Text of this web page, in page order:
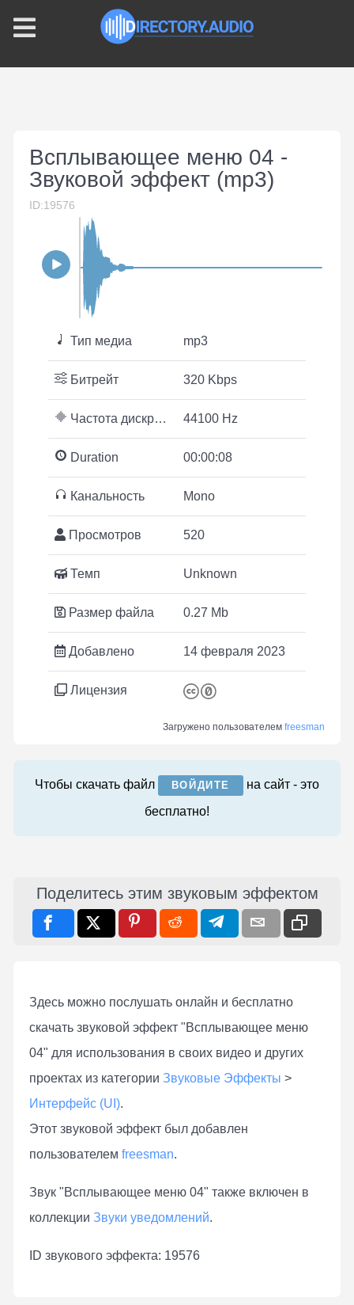
Всплывающее меню 04 -
Звуковой эффект (mp3)
ID:19576
Тип медиа mp3
Битрейт 320 Kbps
Частота дискретизации 44100 Hz
Duration 00:00:08
Канальность Mono
Просмотров 520
Темп Unknown
Размер файла 0.27 Mb
Добавлено 14 февраля 2023
Лицензия
Загружено пользователем freesman
Чтобы скачать файл ВОЙДИТЕ
на сайт - это
бесплатно!
Поделитесь этим звуковым эффектом
Здесь можно послушать онлaйн и бесплатно
скачать звуковой эффект "Всплывающее меню
04" для использования в своих видео и других
проектах из категории Звуковые Эффекты >
Интерфейс (UI).
Этот звуковой эффект был добавлен
пользователем freesman.
Звук "Всплывающее меню 04" также включен в
коллекции Звуки уведомлений.
ID звукового эффекта: 19576